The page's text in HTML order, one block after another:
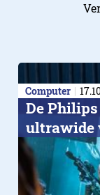
Computer
De Philips
ultrawide